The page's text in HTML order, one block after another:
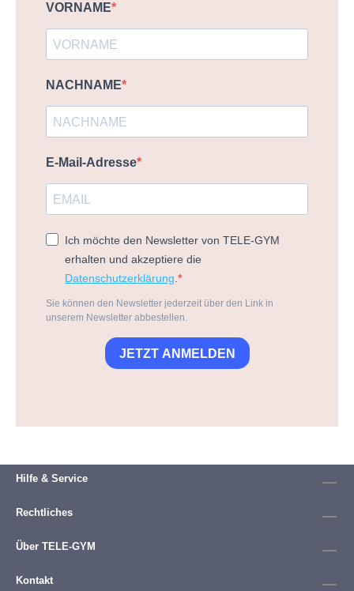
VORNAME
NACHNAME
E-Mail-Adresse
Ich möchte den Newsletter von TELE-GYM
erhalten und akzeptiere die
Datenschutzerklärung.
Sie können den Newsletter jederzeit über den Link in
unserem Newsletter abbestellen.
JETZT ANMELDEN
Hilfe & Service
Rechtliches
Über TELE-GYM
Kontakt